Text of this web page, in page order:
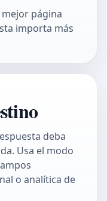
mejor página
importa más
deba
Usa el modo
o analítica de